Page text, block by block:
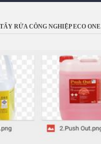
RỬA CÔNG NGHIỆP ECO ONE